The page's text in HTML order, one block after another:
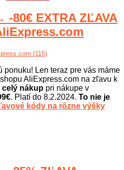
-80€ EXTRA ZĽAVA
(115)
ponuku! Len teraz pre vás máme
AliExpress.com na zľavu k
celý nákup pri nákupe v
. Platí do 8.2.2024. To nie je
kódy na rôzne výšky